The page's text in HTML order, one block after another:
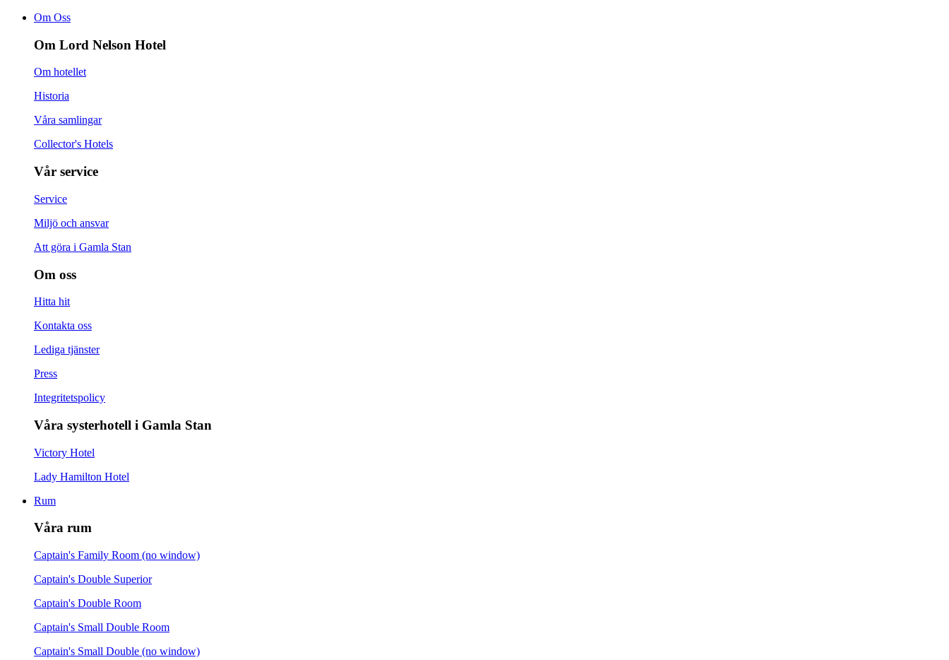
Om Oss
Om Lord Nelson Hotel
Om hotellet
Historia
Våra samlingar
Collector's Hotels
Vår service
Service
Miljö och ansvar
Att göra i Gamla Stan
Om oss
Hitta hit
Kontakta oss
Lediga tjänster
Press
Integritetspolicy
Våra systerhotell i Gamla Stan
Victory Hotel
Lady Hamilton Hotel
Rum
Våra rum
Captain's Family Room (no window)
Captain's Double Superior
Captain's Double Room
Captain's Small Double Room
Captain's Small Double (no window)